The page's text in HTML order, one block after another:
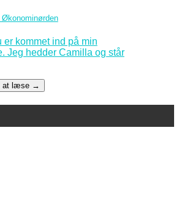
er kommet ind på min
Jeg hedder Camilla og står
at læse →